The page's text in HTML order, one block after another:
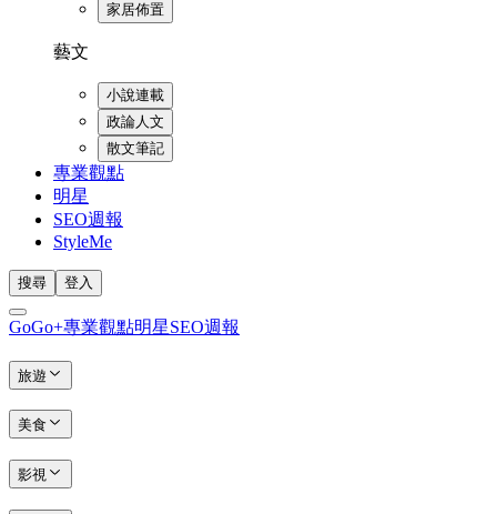
家居佈置
藝文
小說連載
政論人文
散文筆記
專業觀點
明星
SEO週報
StyleMe
搜尋 登入
GoGo+專業觀點明星SEO週報
旅遊
美食
影視